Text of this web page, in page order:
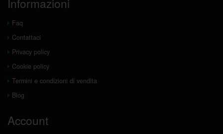
Faq
Contattaci
Privacy policy
Cookie policy
Termini e condizioni di vendita
Blog
Account